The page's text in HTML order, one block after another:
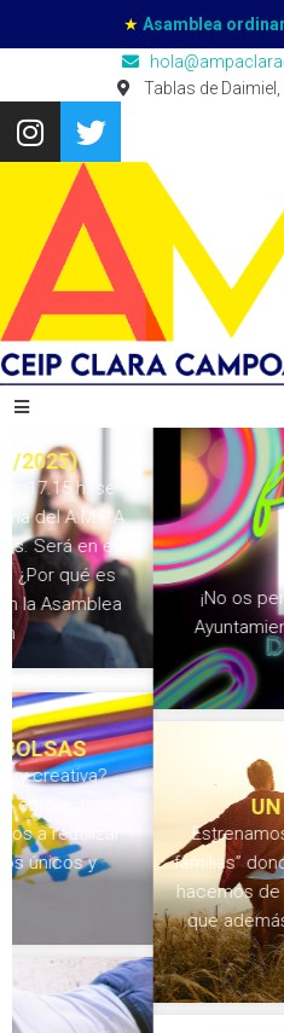
★ Asamblea
Tablas de
FIESTA
¡No os perdáis la fiesta
Ayuntamiento de Alcorcón
UN RINCÓN
Estrenamos nueva sección
familias” donde podréis
hacemos de la mano de
que además forma parte